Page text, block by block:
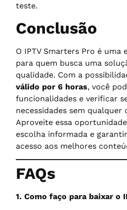
teste.
Conclusão
O IPTV Smarters Pro é uma
para quem busca uma
qualidade. Com a
válido por 6 horas, você
funcionalidades e verificar
necessidades sem qualquer
Aproveite essa
escolha informada e
acesso aos melhores
FAQs
1. Como faço para baixar o